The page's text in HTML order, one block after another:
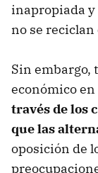
inapropiada
no se
Sin embargo,
económico en
través de los
que las
oposición de